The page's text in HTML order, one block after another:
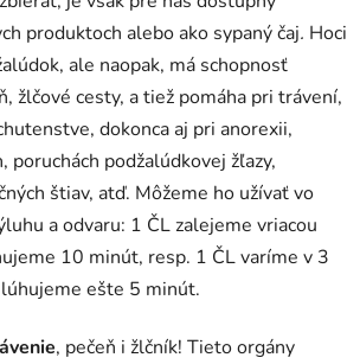
produktoch alebo ako sypaný čaj. Hoci
ale naopak, má schopnosť
žlčové cesty, a tiež pomáha pri trávení,
dokonca aj pri anorexii,
poruchách podžalúdkovej žľazy,
štiav, atď. Môžeme ho užívať vo
a odvaru: 1 ČL zalejeme vriacou
10 minút, resp. 1 ČL varíme v 3
ešte 5 minút.
, pečeň i žlčník! Tieto orgány